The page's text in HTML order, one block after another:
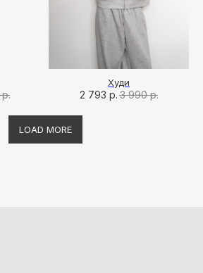
р.
Худи
2 793 р. 3 990 р.
LOAD MORE